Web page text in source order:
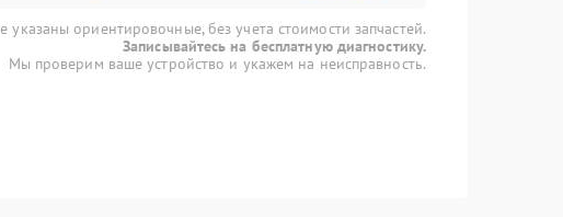
указаны ориентировочные, без учета стоимости запчастей.
Записывайтесь на бесплатную диагностику.
Мы проверим ваше устройство и укажем на неисправность.